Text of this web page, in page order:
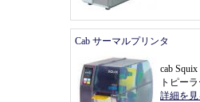
Cab サーマルプリンタ
cab
トピー
詳細を